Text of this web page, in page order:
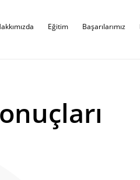
Eğitim Başarılarımız